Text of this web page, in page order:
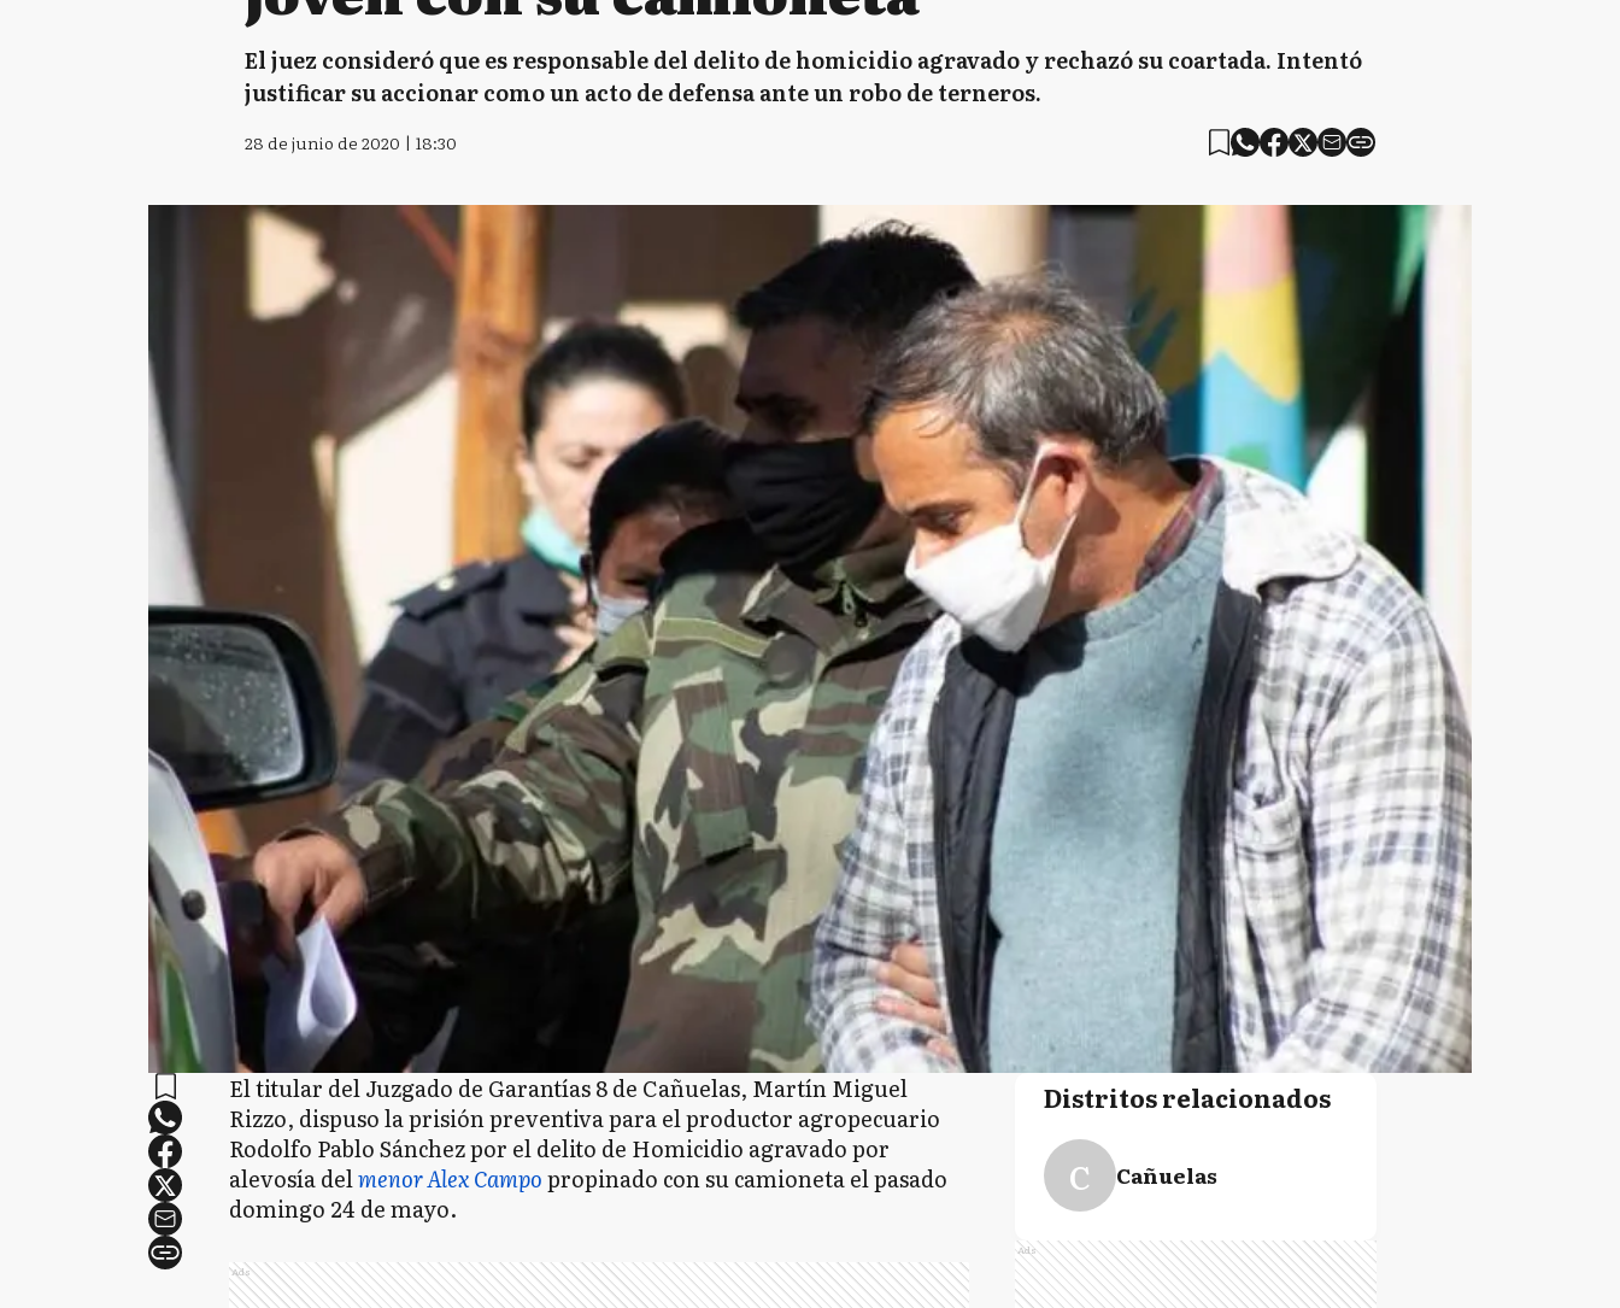
El juez consideró que es responsable del delito de homicidio agravado y rechazó su coartada. Intentó
justificar su accionar como un acto de defensa ante un robo de terneros.
28 de junio de 2020 | 18:30
El titular del Juzgado de Garantías 8 de Cañuelas, Martín Miguel
Rizzo, dispuso la prisión preventiva para el productor agropecuario
Rodolfo Pablo Sánchez por el delito de Homicidio agravado por
alevosía delmenor Alex Campopropinado con su camioneta el pasado
domingo 24 de mayo.
Ads
Distritos relacionados
C Cañuelas
Ads